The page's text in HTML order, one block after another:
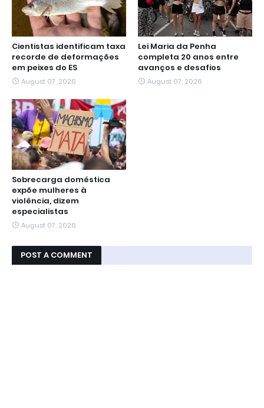
Cientistas identificam taxa
recorde de deformações
em peixes do ES
August 07, 2026
Lei Maria da Penha
completa 20 anos entre
avanços e desafios
August 07, 2026
Sobrecarga doméstica
expõe mulheres à
violência, dizem
especialistas
August 07, 2026
POST A COMMENT